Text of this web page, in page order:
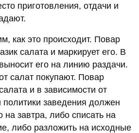
приготовления, отдачи и
как это происходит. Повар
салата и маркирует его. В
его на линию раздачи.
салат покупают. Повар
и в зависимости от
политики заведения должен
на завтра, либо списать на
либо разложить на исходные